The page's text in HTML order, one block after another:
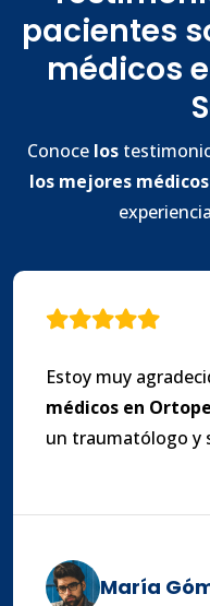
pacientes
médicos
Conoce los
los mejores
Estoy muy
médicos en
un traumatólogo y
María